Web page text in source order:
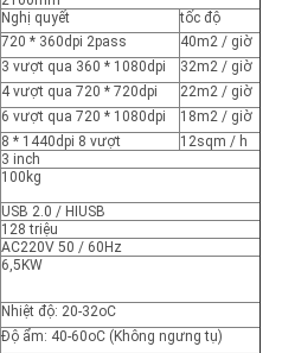
Nghị quyết
tốc độ
720 * 360dpi 2pass
40m2 / giờ
3 vượt qua 360 * 1080dpi
32m2 / giờ
4 vượt qua 720 * 720dpi
22m2 / giờ
6 vượt qua 720 * 1080dpi
18m2 / giờ
8 * 1440dpi 8 vượt
12sqm / h
3 inch
100kg
USB 2.0 / HIUSB
128 triệu
AC220V 50 / 60Hz
6,5KW
Nhiệt độ: 20-32oC
Độ ẩm: 40-60oC (Không ngưng tụ)